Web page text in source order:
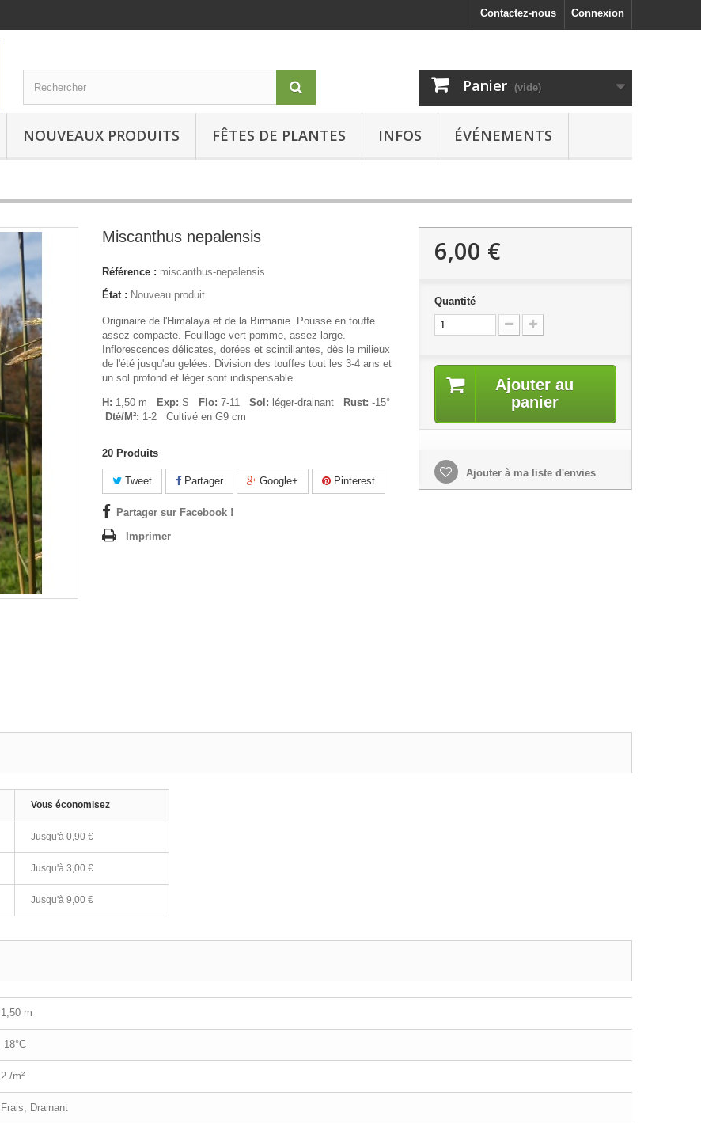
Connexion
Contactez-nous
Panier (vide)
NOUVEAUX PRODUITS FÊTES DE PLANTES INFOS ÉVÉNEMENTS
Miscanthus nepalensis
Référence : miscanthus-nepalensis
État : Nouveau produit
Originaire de l'Himalaya et de la Birmanie. Pousse en touffe
assez compacte. Feuillage vert pomme, assez large.
Inflorescences délicates, dorées et scintillantes, dès le milieux
de l'été jusqu'au gelées. Division des touffes tout les 3-4 ans et
un sol profond et léger sont indispensable.
H: 1,50 m Exp: S Flo: 7-11 Sol: léger-drainant Rust: -15°
Dté/M²: 1-2 Cultivé en G9 cm
20 Produits
Tweet Partager Google+ Pinterest
Partager sur Facebook !
Imprimer
6,00 €
Quantité
Ajouter au
panier
Ajouter à ma liste d'envies
Vous économisez
Jusqu'à 0,90 €
Jusqu'à 3,00 €
Jusqu'à 9,00 €
1,50 m
-18°C
2 /m²
Frais, Drainant